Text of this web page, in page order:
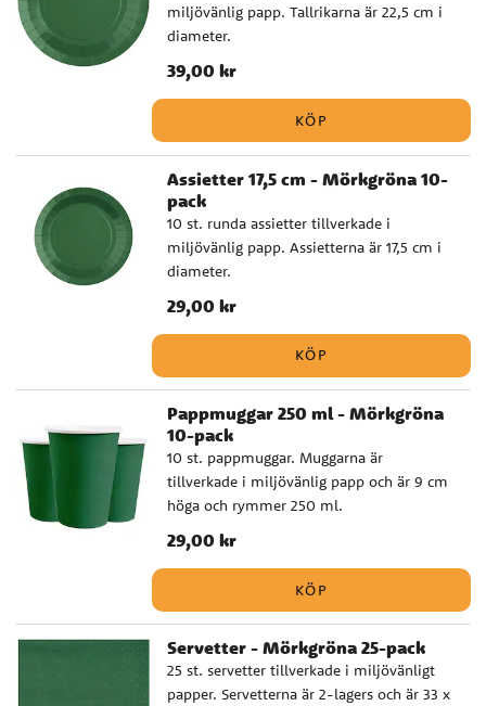
miljövänlig papp. Tallrikarna är 22,5 cm i
diameter.
Pris:39,00 kr
39,00 kr
KÖP
Assietter 17,5 cm - Mörkgröna 10-
pack
10 st. runda assietter tillverkade i
miljövänlig papp. Assietterna är 17,5 cm i
diameter.
Pris:29,00 kr
29,00 kr
KÖP
Pappmuggar 250 ml - Mörkgröna
10-pack
10 st. pappmuggar. Muggarna är
tillverkade i miljövänlig papp och är 9 cm
höga och rymmer 250 ml.
Pris:29,00 kr
29,00 kr
KÖP
Servetter - Mörkgröna 25-pack
25 st. servetter tillverkade i miljövänligt
papper. Servetterna är 2-lagers och är 33 x